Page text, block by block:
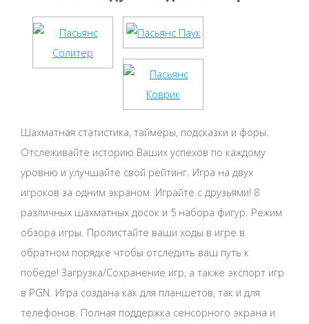
Шахматная статистика, таймеры, подсказки и форы.
Отслеживайте историю Ваших успехов по каждому
уровню и улучшайте свой рейтинг. Игра на двух
игроков за одним экраном. Играйте с друзьями! 8
различных шахматных досок и 5 набора фигур. Режим
обзора игры. Пролистайте ваши ходы в игре в
обратном порядке чтобы отследить ваш путь к
победе! Загрузка/Сохранение игр, а также экспорт игр
в PGN. Игра создана как для планшетов, так и для
телефонов. Полная поддержка сенсорного экрана и